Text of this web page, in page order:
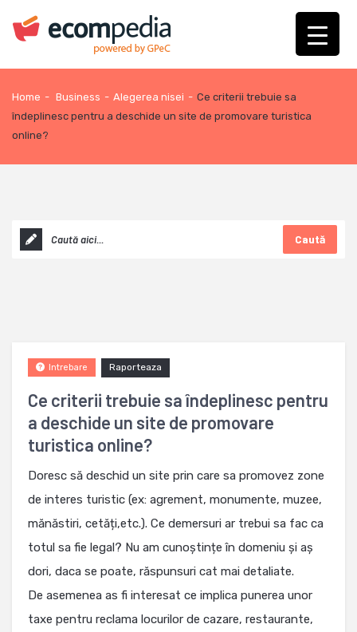
Home - Business - Alegerea nisei - Ce criterii trebuie sa
îndeplinesc pentru a deschide un site de promovare turistica
online?
Caută
Ce criterii trebuie sa îndeplinesc pentru
a deschide un site de promovare
turistica online?
Raporteaza
Intrebare
Doresc să deschid un site prin care sa promovez zone
de interes turistic (ex: agrement, monumente, muzee,
mănăstiri, cetăți,etc.). Ce demersuri ar trebui sa fac ca
totul sa fie legal? Nu am cunoștințe în domeniu și aș
dori, daca se poate, răspunsuri cat mai detaliate.
De asemenea as fi interesat ce implica punerea unor
taxe pentru reclama locurilor de cazare, restaurante,